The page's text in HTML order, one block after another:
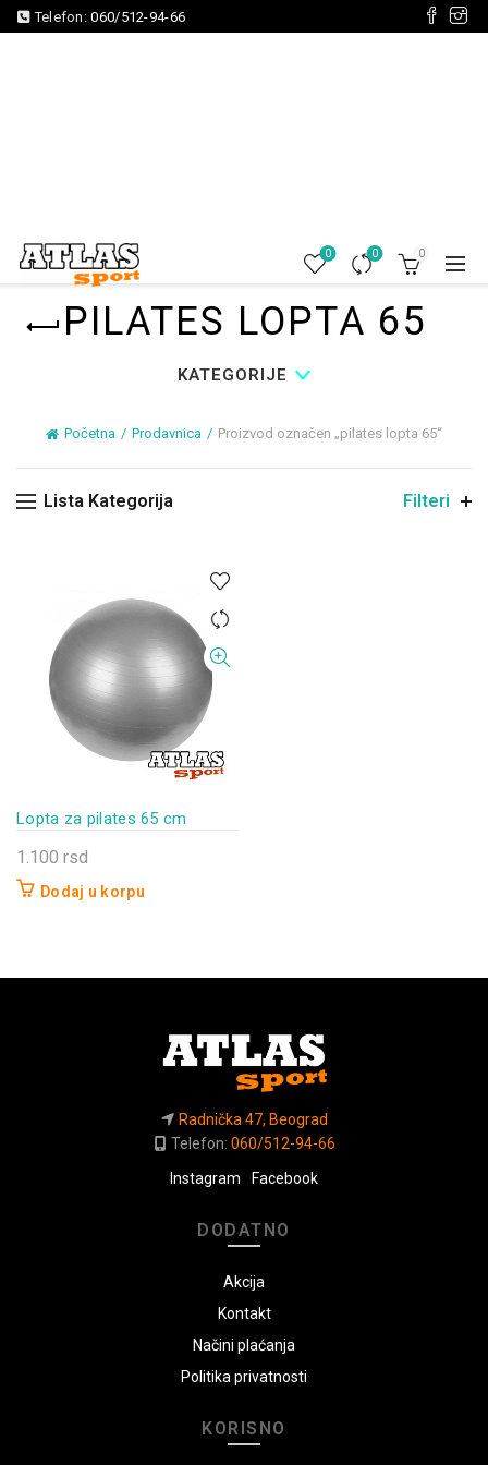
Telefon:060/512-94-66
0 0 0
PILATES LOPTA 65
KATEGORIJE
Početna Prodavnica Proizvod označen „pilates lopta 65“
Lista Kategorija Filteri
Lopta za pilates 65 cm
1.100 rsd
Dodaj u korpu
Radnička 47, Beograd
Telefon: 060/512-94-66
Instagram
Facebook
DODATNO
Akcija
Kontakt
Načini plaćanja
Politika privatnosti
KORISNO